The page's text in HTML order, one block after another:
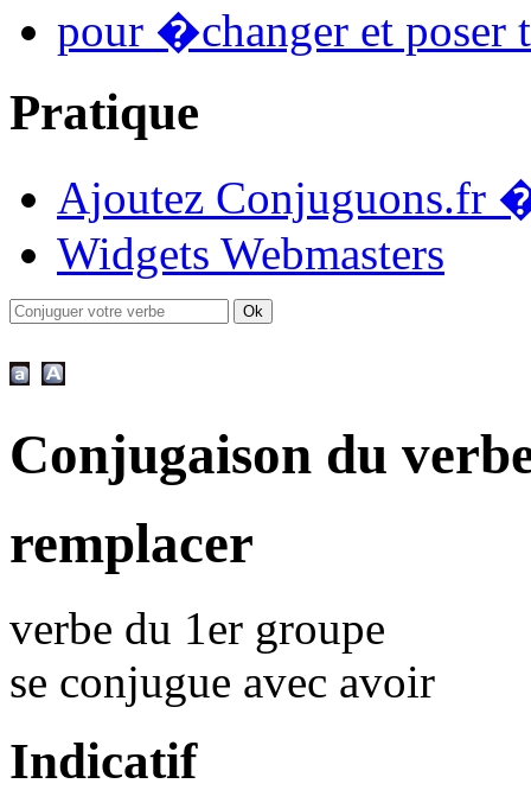
pour �changer et poser
Pratique
Ajoutez Conjuguons.fr
Widgets Webmasters
Conjugaison du
remplacer
verbe du 1er groupe
se conjugue avec avoir
Indicatif